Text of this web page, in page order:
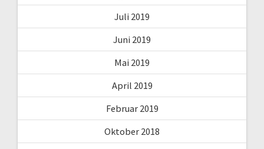
Juli 2019
Juni 2019
Mai 2019
April 2019
Februar 2019
Oktober 2018